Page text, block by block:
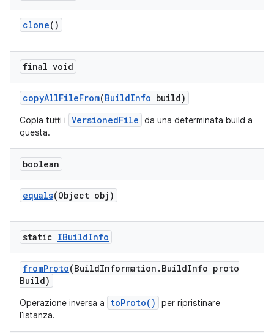
clone()
final void
copyAllFileFrom(BuildInfo build)
Copia tutti i VersionedFile da una determinata build a
questa.
boolean
equals(Object obj)
static IBuildInfo
fromProto(BuildInformation . BuildInfo proto
Build)
Operazione inversa a toProto()
per ripristinare
l'istanza.